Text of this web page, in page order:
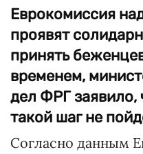
Еврокомиссия
проявят
принять
временем,
дел ФРГ заявило,
такой шаг не
Согласно данным